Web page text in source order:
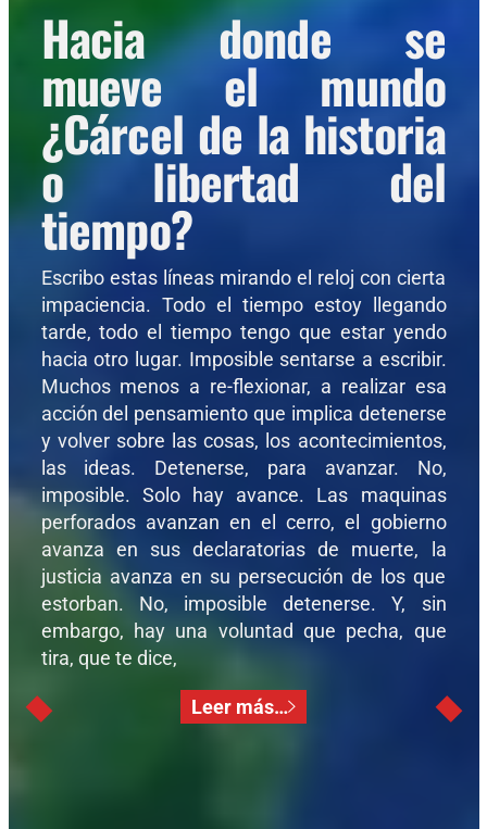
Hacia donde se
mueve el mundo
¿Cárcel de la historia
o libertad del
tiempo?
Escribo estas líneas mirando el reloj con cierta
impaciencia. Todo el tiempo estoy llegando
tarde, todo el tiempo tengo que estar yendo
hacia otro lugar. Imposible sentarse a escribir.
Muchos menos a re-flexionar, a realizar esa
acción del pensamiento que implica detenerse
y volver sobre las cosas, los acontecimientos,
las ideas. Detenerse, para avanzar. No,
imposible. Solo hay avance. Las maquinas
perforados avanzan en el cerro, el gobierno
avanza en sus declaratorias de muerte, la
justicia avanza en su persecución de los que
estorban. No, imposible detenerse. Y, sin
embargo, hay una voluntad que pecha, que
tira, que te dice,
Leer más…